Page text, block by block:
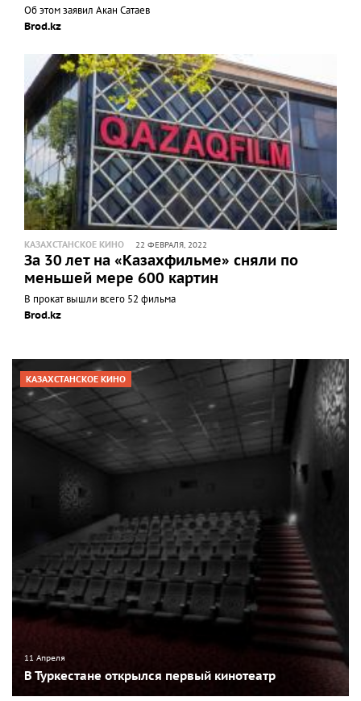
Об этом заявил Акан Сатаев
Brod.kz
КАЗАХСТАНСКОЕ КИНО 22 ФЕВРАЛЯ, 2022
За 30 лет на «Казахфильме» сняли по
меньшей мере 600 картин
В прокат вышли всего 52 фильма
Brod.kz
КАЗАХСТАНСКОЕ КИНО
11 Апреля
В Туркестане открылся первый кинотеатр